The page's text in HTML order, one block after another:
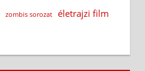
zombis sorozat életrajzi film